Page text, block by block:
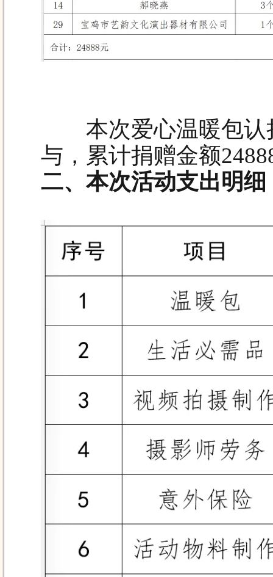
本次爱心温暖包认
与，累计捐赠金额
二、本次活动支出明细